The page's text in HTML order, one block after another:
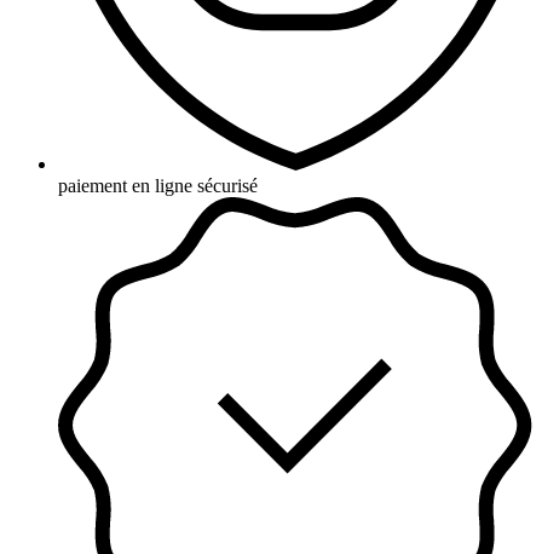
paiement en ligne sécurisé